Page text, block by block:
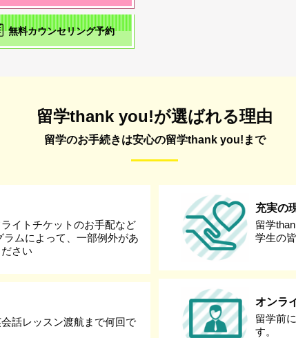
無料カウンセリング予約
留学thank you!が選ばれる理由
留学のお手続きは安心の留学thank you!まで
イトチケットのお手配など
ムによって、一部例外があ
さい
話レッスン渡航まで何回で
充実の
留学
学生の
オンラ
留学前
す。